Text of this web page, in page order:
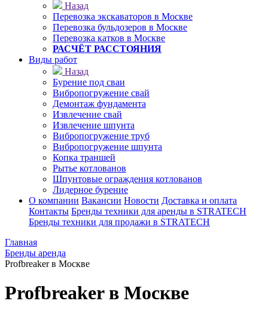
Назад
Перевозка экскаваторов в Москве
Перевозка бульдозеров в Москве
Перевозка катков в Москве
РАСЧЁТ РАССТОЯНИЯ
Виды работ
Назад
Бурение под сваи
Вибропогружение свай
Демонтаж фундамента
Извлечение свай
Извлечение шпунта
Вибропогружение труб
Вибропогружение шпунта
Копка траншей
Рытье котлованов
Шпунтовые ограждения котлованов
Лидерное бурение
О компании Вакансии Новости Доставка и оплата
Контакты Бренды техники для аренды в STRATECH
Бренды техники для продажи в STRATECH
Главная
Бренды аренда
Profbreaker в Москве
Profbreaker в Москве